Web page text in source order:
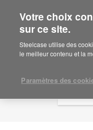
Are
Would
your
English
Español
Votre choix
sur ce site.
Steelcase utilise des
le meilleur contenu et la
Paramètres des